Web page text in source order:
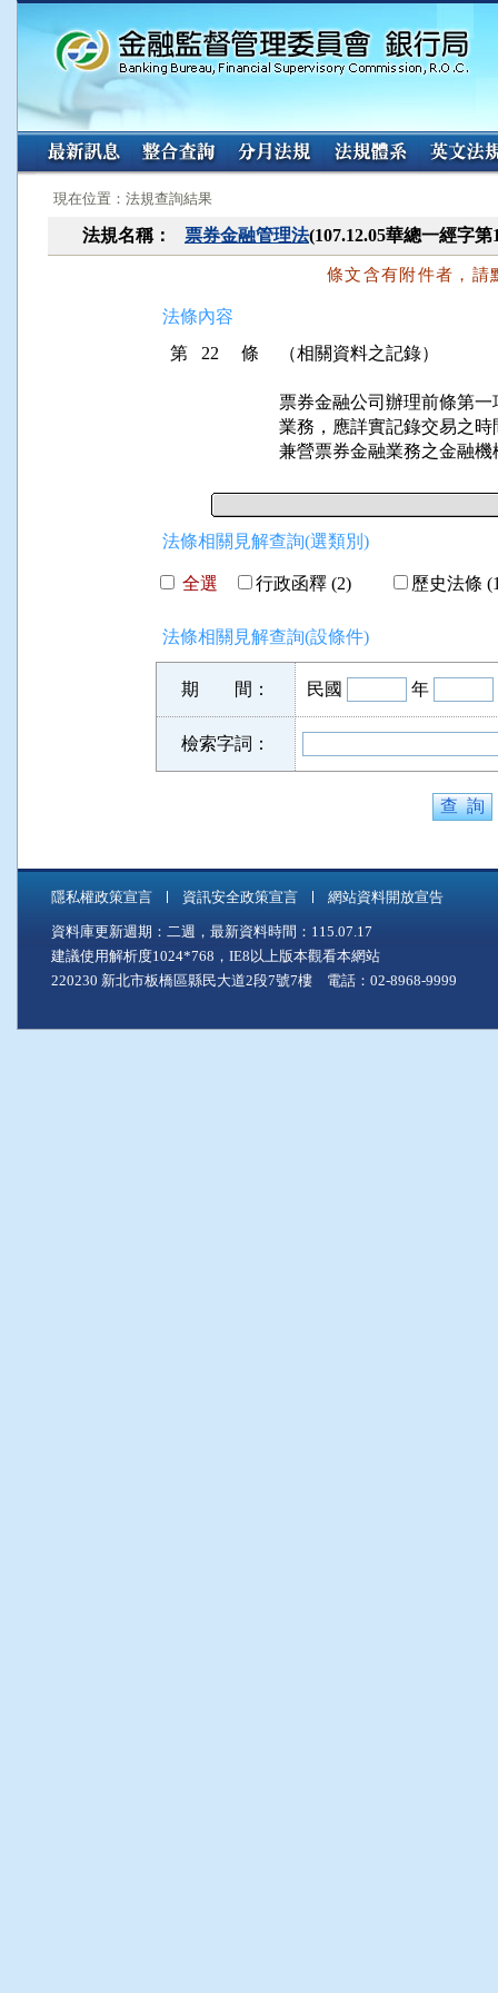
:::
現在位置：法規查詢結果
法規名稱： 票券金融管理法(107.12.05華總一經字
條文含有附件者，請
法條內容
第 22 條
（相關資料之記錄）
票券金融公司辦理前條第
業務，應詳實記錄交易之
兼營票券金融業務之金融
法條相關見解查詢(選類別)
全選 行政函釋 (2) 歷史法條
法條相關見解查詢(設條件)
期 間： 民國 年
檢索字詞：
隱私權政策宣言 資訊安全政策宣言 網站資料開放宣告
資料庫更新週期：二週，最新資料時間：115.07.17
建議使用解析度1024*768，IE8以上版本觀看本網站
220230 新北市板橋區縣民大道2段7號7樓 電話：02-8968-9999